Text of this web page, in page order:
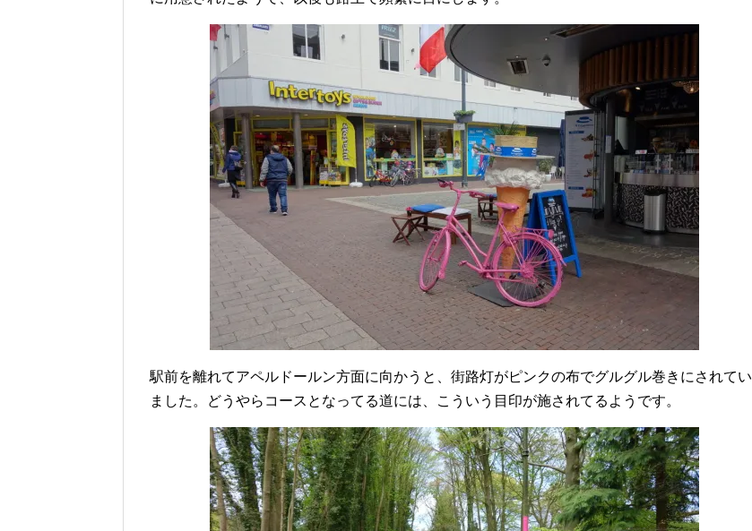
駅前を離れてアペルドールン方面に向かうと、街路灯がピンクの布でグルグル巻きにされてい
ました。どうやらコースとなってる道には、こういう目印が施されてるようです。